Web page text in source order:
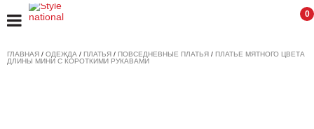
0
ГЛАВНАЯ / ОДЕЖДА / ПЛАТЬЯ / ПОВСЕДНЕВНЫЕ ПЛАТЬЯ / ПЛАТЬЕ МЯТНОГО ЦВЕТА
ДЛИНЫ МИНИ С КОРОТКИМИ РУКАВАМИ